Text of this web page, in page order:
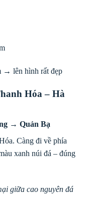
→ lên hình rất đẹp
Hóa – Hà
→ Quản Bạ
Càng đi về phía
xanh núi đá – đúng
giữa cao nguyên đá